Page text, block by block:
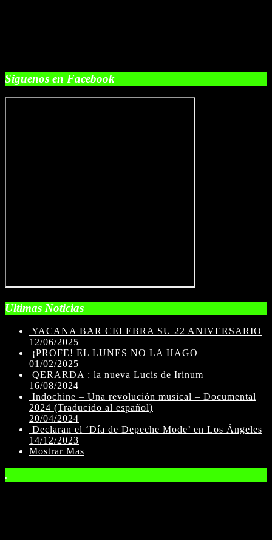
Siguenos en Facebook
Ultimas Noticias
YACANA BAR CELEBRA SU 22 ANIVERSARIO
12/06/2025
¡PROFE! EL LUNES NO LA HAGO
01/02/2025
QERARDA : la nueva Lucis de Irinum
16/08/2024
Indochine – Una revolución musical – Documental
2024 (Traducido al español)
20/04/2024
Declaran el ‘Día de Depeche Mode’ en Los Ángeles
14/12/2023
Mostrar Mas
.